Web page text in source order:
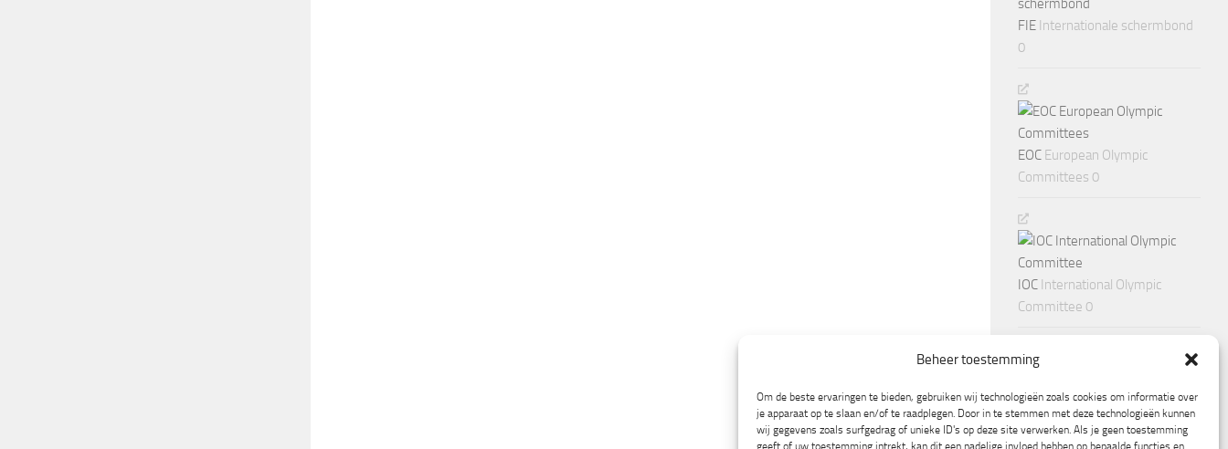
Beheer toestemming
Om de beste ervaringen te bieden, gebruiken wij technologieën zoals cookies om informatie over
je apparaat op te slaan en/of te raadplegen. Door in te stemmen met deze technologieën kunnen
wij gegevens zoals surfgedrag of unieke ID's op deze site verwerken. Als je geen toestemming
geeft of uw toestemming intrekt, kan dit een nadelige invloed hebben op bepaalde functies en
FIE Internationale schermbond
0
EOC European Olympic
Committees 0
IOC International Olympic
Committee 0